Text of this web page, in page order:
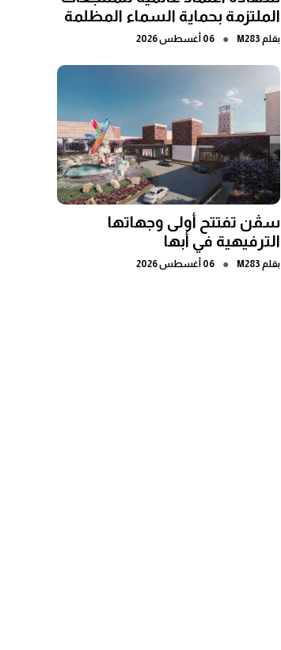
الملتزمة بحماية السماء المظلمة
بقلم M283
● 06 أغسطس 2026
سڤن تفتتح أولى وجهاتها
الترفيهية في أبها
بقلم M283
● 06 أغسطس 2026